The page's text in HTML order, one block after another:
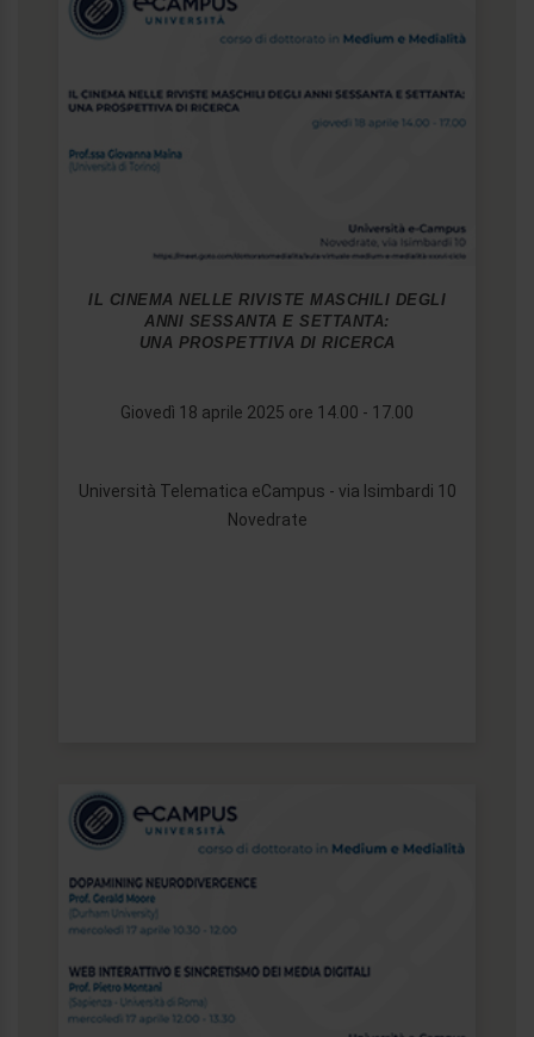
IL CINEMA NELLE RIVISTE MASCHILI DEGLI
ANNI SESSANTA E SETTANTA:
UNA PROSPETTIVA DI RICERCA
Giovedì 18 aprile 2025 ore 14.00 - 17.00
Università Telematica eCampus - via Isimbardi 10
Novedrate